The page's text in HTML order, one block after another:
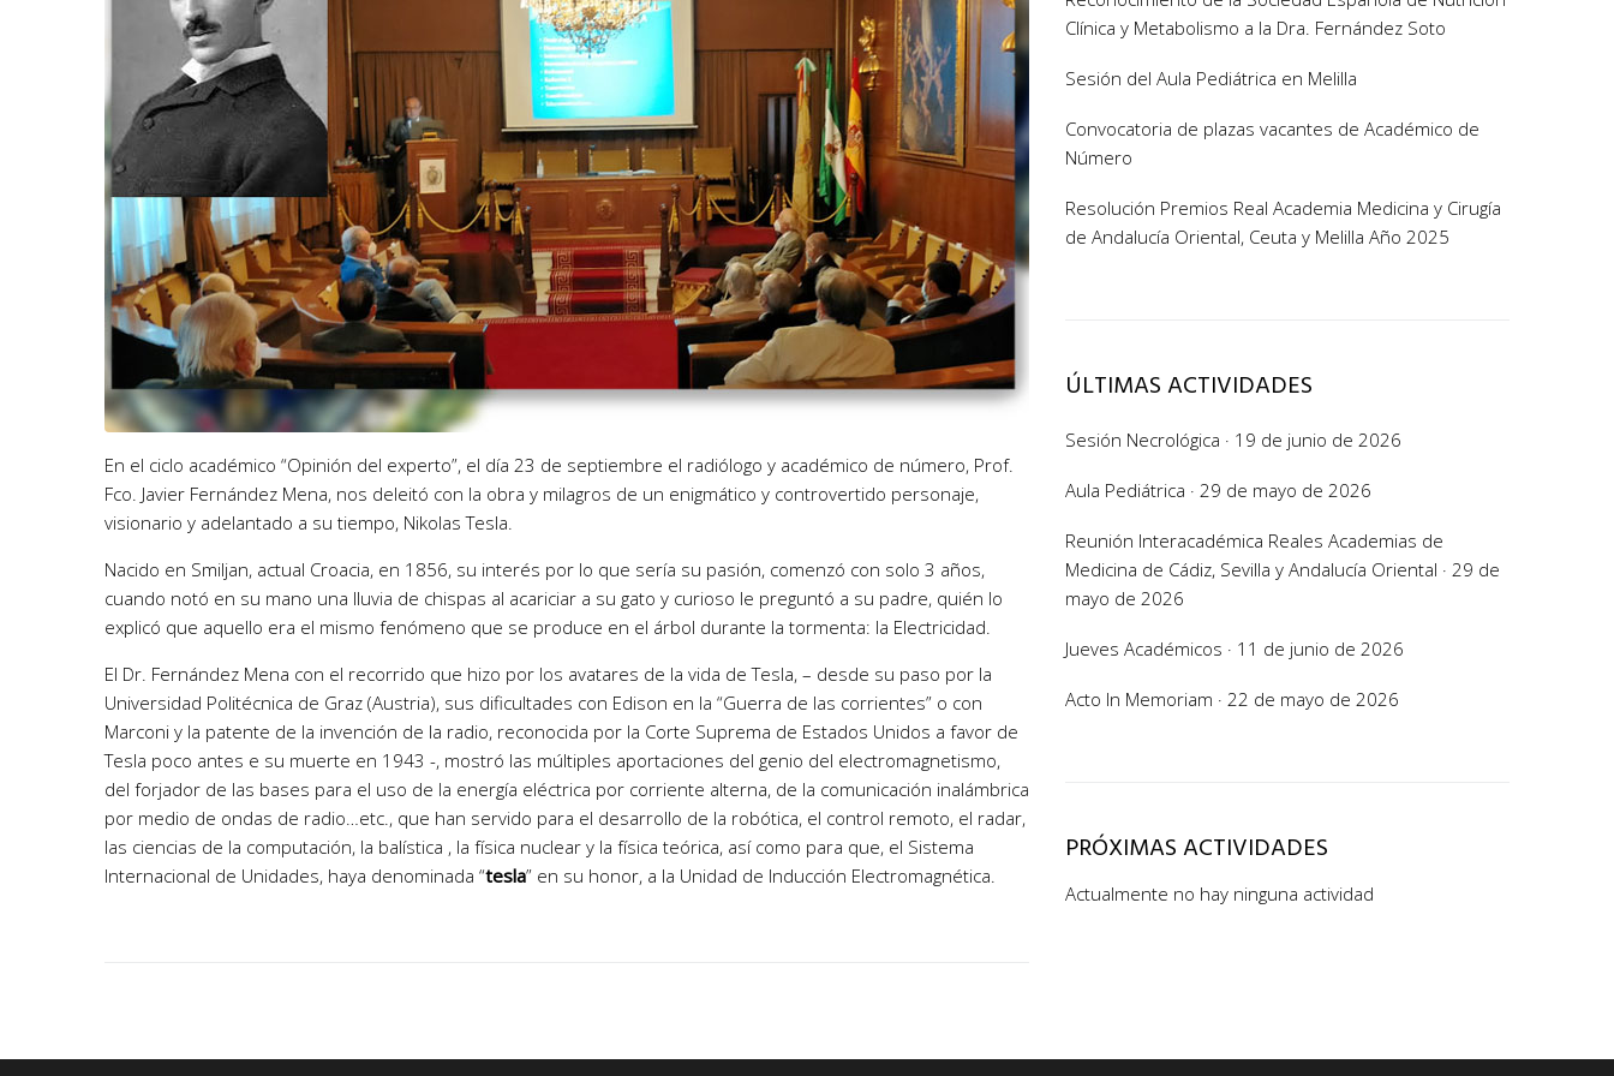
En el ciclo académico “Opinión del experto”, el día 23 de septiembre el radiólogo y académico de número, Prof.
Fco. Javier Fernández Mena, nos deleitó con la obra y milagros de un enigmático y controvertido personaje,
visionario y adelantado a su tiempo, Nikolas Tesla.
Nacido en Smiljan, actual Croacia, en 1856, su interés por lo que sería su pasión, comenzó con solo 3 años,
cuando notó en su mano una lluvia de chispas al acariciar a su gato y curioso le preguntó a su padre, quién lo
explicó que aquello era el mismo fenómeno que se produce en el árbol durante la tormenta: la Electricidad.
El Dr. Fernández Mena con el recorrido que hizo por los avatares de la vida de Tesla, – desde su paso por la
Universidad Politécnica de Graz (Austria), sus dificultades con Edison en la “Guerra de las corrientes” o con
Marconi y la patente de la invención de la radio, reconocida por la Corte Suprema de Estados Unidos a favor de
Tesla poco antes e su muerte en 1943 -, mostró las múltiples aportaciones del genio del electromagnetismo,
del forjador de las bases para el uso de la energía eléctrica por corriente alterna, de la comunicación inalámbrica
por medio de ondas de radio…etc., que han servido para el desarrollo de la robótica, el control remoto, el radar,
las ciencias de la computación, la balística , la física nuclear y la física teórica, así como para que, el Sistema
Internacional de Unidades, haya denominada “tesla” en su honor, a la Unidad de Inducción Electromagnética.
Clínica y Metabolismo a la Dra. Fernández Soto
Sesión del Aula Pediátrica en Melilla
Convocatoria de plazas vacantes de Académico de
Número
Resolución Premios Real Academia Medicina y Cirugía
de Andalucía Oriental, Ceuta y Melilla Año 2025
ÚLTIMAS ACTIVIDADES
Sesión Necrológica · 19 de junio de 2026
Aula Pediátrica · 29 de mayo de 2026
Reunión Interacadémica Reales Academias de
Medicina de Cádiz, Sevilla y Andalucía Oriental · 29 de
mayo de 2026
Jueves Académicos · 11 de junio de 2026
Acto In Memoriam · 22 de mayo de 2026
PRÓXIMAS ACTIVIDADES
Actualmente no hay ninguna actividad